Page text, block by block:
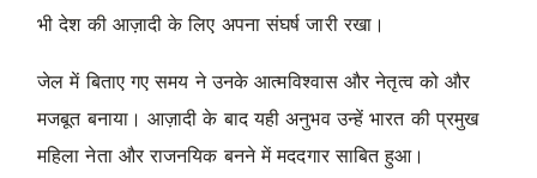
भी देश की आज़ादी के लिए अपना संघर्ष जारी रखा।
जेल में बिताए गए समय ने उनके आत्मविश्वास और नेतृत्व को और
मजबूत बनाया। आज़ादी के बाद यही अनुभव उन्हें भारत की प्रमुख
महिला नेता और राजनयिक बनने में मददगार साबित हुआ।